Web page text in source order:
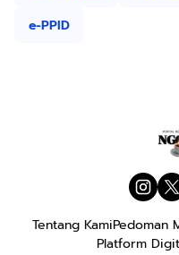
e-PPID
Tentang KamiPedoman
Platform